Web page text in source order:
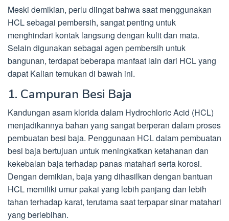
Meski demikian, perlu diingat bahwa saat menggunakan
HCL sebagai pembersih, sangat penting untuk
menghindari kontak langsung dengan kulit dan mata.
Selain digunakan sebagai agen pembersih untuk
bangunan, terdapat beberapa manfaat lain dari HCL yang
dapat Kalian temukan di bawah ini.
1. Campuran Besi Baja
Kandungan asam klorida dalam Hydrochloric Acid (HCL)
menjadikannya bahan yang sangat berperan dalam proses
pembuatan besi baja. Penggunaan HCL dalam pembuatan
besi baja bertujuan untuk meningkatkan ketahanan dan
kekebalan baja terhadap panas matahari serta korosi.
Dengan demikian, baja yang dihasilkan dengan bantuan
HCL memiliki umur pakai yang lebih panjang dan lebih
tahan terhadap karat, terutama saat terpapar sinar matahari
yang berlebihan.